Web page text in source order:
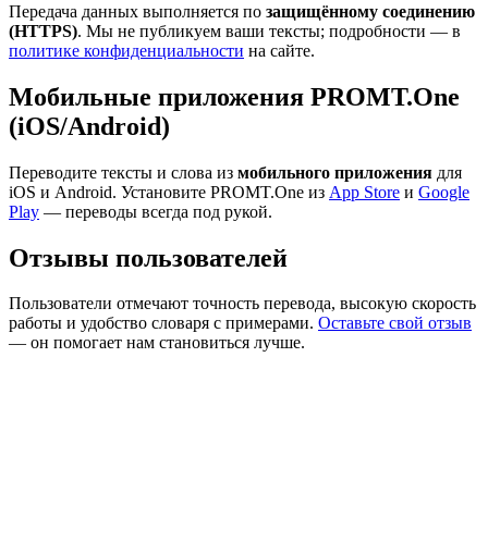
Передача данных выполняется по защищённому соединению
(HTTPS). Мы не публикуем ваши тексты; подробности — в
политике конфиденциальности на сайте.
Мобильные приложения PROMT.One
(iOS/Android)
Переводите тексты и слова из мобильного приложения для
iOS и Android. Установите PROMT.One из App Store и Google
Play — переводы всегда под рукой.
Отзывы пользователей
Пользователи отмечают точность перевода, высокую скорость
работы и удобство словаря с примерами. Оставьте свой отзыв
— он помогает нам становиться лучше.